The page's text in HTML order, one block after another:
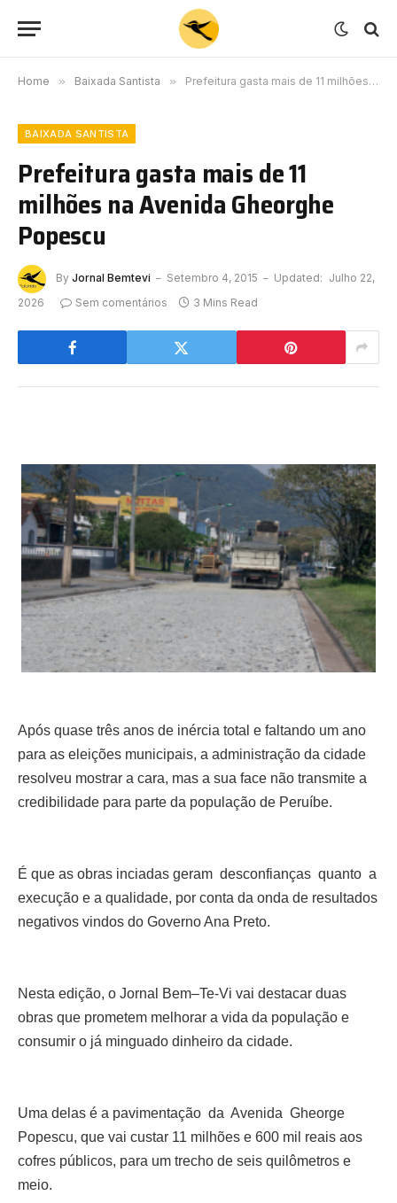
Home » Baixada Santista » Prefeitura gasta mais de 11 milhões na Avenida Gheorghe Popescu
BAIXADA SANTISTA
Prefeitura gasta mais de 11
milhões na Avenida Gheorghe
Popescu
By Jornal Bemtevi Setembro 4, 2015 Updated: Julho 22,
2026
Sem comentários 3 Mins Read
Após quase três anos de inércia total e faltando um ano
para as eleições municipais, a administração da cidade
resolveu mostrar a cara, mas a sua face não transmite a
credibilidade para parte da população de Peruíbe.
É que as obras inciadas geram desconfianças quanto a
execução e a qualidade, por conta da onda de resultados
negativos vindos do Governo Ana Preto.
Nesta edição, o Jornal Bem–Te-Vi vai destacar duas
obras que prometem melhorar a vida da população e
consumir o já minguado dinheiro da cidade.
Uma delas é a pavimentação da Avenida Gheorge
Popescu, que vai custar 11 milhões e 600 mil reais aos
cofres públicos, para um trecho de seis quilômetros e
meio.